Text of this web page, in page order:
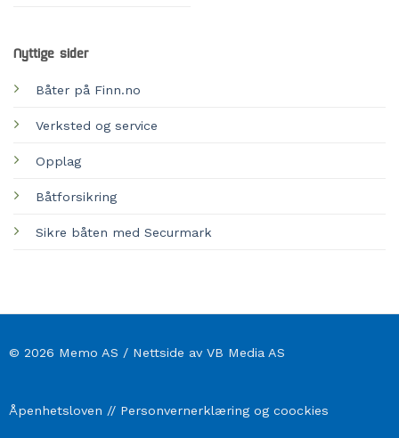
Nyttige sider
Båter på Finn.no
Verksted og service
Opplag
Båtforsikring
Sikre båten med Securmark
© 2026 Memo AS / Nettside av VB Media AS
Åpenhetsloven // Personvernerklæring og coockies